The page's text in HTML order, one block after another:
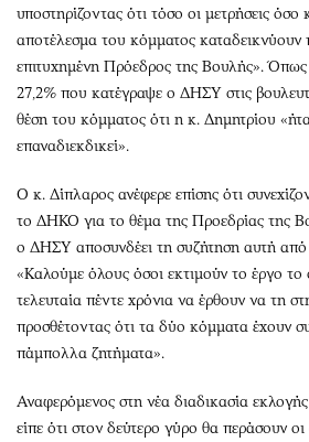
υποστηρίζοντας ότι τόσο οι μετρήσεις όσο
αποτέλεσμα του κόμματος καταδεικνύουν
επιτυχημένη Πρόεδρος της Βουλής».
27,2% που κατέγραψε ο ΔΗΣΥ στις
θέση του κόμματος ότι η κ. Δημητρίου
επαναδιεκδικεί».
Ο κ. Δίπλαρος ανέφερε επίσης ότι
το ΔΗΚΟ για το θέμα της Προεδρίας της
ο ΔΗΣΥ αποσυνδέει τη συζήτηση αυτή από
«Καλούμε όλους όσοι εκτιμούν το έργο το
τελευταία πέντε χρόνια να έρθουν να τη
προσθέτοντας ότι τα δύο κόμματα έχουν
πάμπολλα ζητήματα».
Αναφερόμενος στη νέα διαδικασία
είπε ότι στον δεύτερο γύρο θα περάσουν